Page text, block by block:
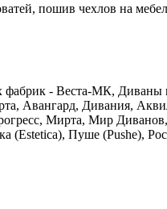
пошив чехлов на
фабрик - Веста-МК,
Авангард, Дивания,
Мирта, Мир Диванов,
(Estetica), Пуше (Pushe),